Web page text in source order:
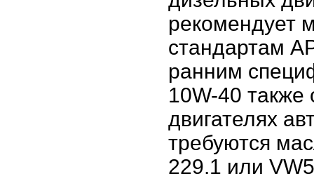
рекомендует
стандартам
ранним
10W-40
двигателях
требуются
229.1 или